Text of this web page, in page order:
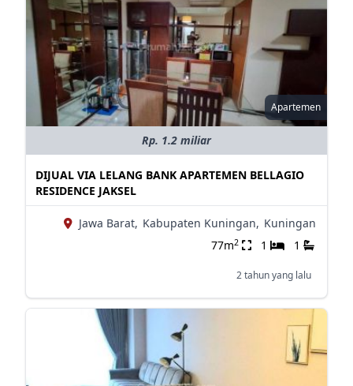
Apartemen
Rp. 1.2 miliar
DIJUAL VIA LELANG BANK APARTEMEN BELLAGIO
RESIDENCE JAKSEL
Jawa Barat, Kabupaten Kuningan, Kuningan
77m2 1 1
2 tahun yang lalu